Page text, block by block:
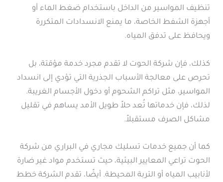
تنظيف المواسير من الداخل باستخدام ضغط الماء أو
أجهزة الشفط الخاصة، ما يمنع الانسدادات المتكررة
ويحافظ على تدفق المياه.
كذلك، فإن شركة الحوت لا تقدم مجرد خدمة مؤقتة، بل
تحرص على معالجة الأسباب الجذرية التي تؤدي إلى انسداد
المواسير، مثل تراكم الشحوم أو دخول الأجسام الغريبة.
لذلك، فإن خدماتها تُعد حلاً طويل الأمد يساهم في تقليل
مشاكل الصرف مستقبلاً.
كما أن جميع خدمات تسليك مجاري في البراري من شركة
الحوت تراعي المعايير البيئية، حيث تستخدم مواد غير ضارة
لأنابيب المياه أو التربة المحيطة. أيضًا، تقدم الشركة خطط